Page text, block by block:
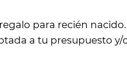
para recién
a tu presupuesto y/